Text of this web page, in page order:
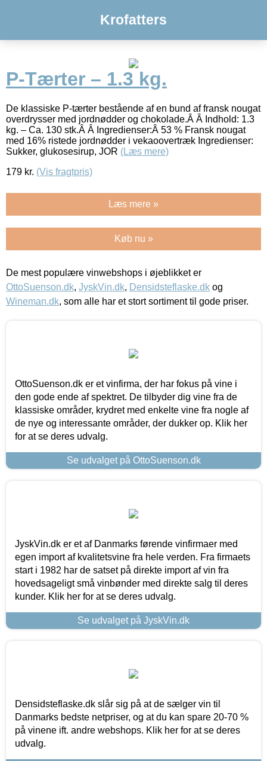
Krofatters
P-Tærter – 1.3 kg.
De klassiske P-tærter bestående af en bund af fransk nougat
overdrysser med jordnødder og chokolade.Â Â Indhold: 1.3
kg. – Ca. 130 stk.Â Â Ingredienser:Â 53 % Fransk nougat
med 16% ristede jordnødder i vekaoovertræk Ingredienser:
Sukker, glukosesirup, JOR (Læs mere)
179 kr. (Vis fragtpris)
Læs mere »
Køb nu »
De mest populære vinwebshops i øjeblikket er
OttoSuenson.dk, JyskVin.dk, Densidsteflaske.dk og
Wineman.dk, som alle har et stort sortiment til gode priser.
OttoSuenson.dk er et vinfirma, der har fokus på vine i
den gode ende af spektret. De tilbyder dig vine fra de
klassiske områder, krydret med enkelte vine fra nogle af
de nye og interessante områder, der dukker op. Klik her
for at se deres udvalg.
Se udvalget på OttoSuenson.dk
JyskVin.dk er et af Danmarks førende vinfirmaer med
egen import af kvalitetsvine fra hele verden. Fra firmaets
start i 1982 har de satset på direkte import af vin fra
hovedsageligt små vinbønder med direkte salg til deres
kunder. Klik her for at se deres udvalg.
Se udvalget på JyskVin.dk
Densidsteflaske.dk slår sig på at de sælger vin til
Danmarks bedste netpriser, og at du kan spare 20-70 %
på vinene ift. andre webshops. Klik her for at se deres
udvalg.